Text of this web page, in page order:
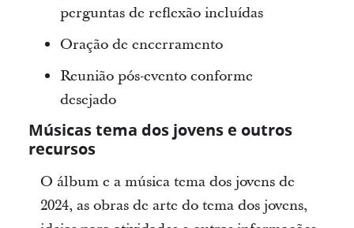
perguntas de reflexão incluídas
Oração de encerramento
Reunião pós-evento conforme
desejado
Músicas tema dos jovens e outros
recursos
O álbum e a música tema dos jovens de
2024, as obras de arte do tema dos jovens,